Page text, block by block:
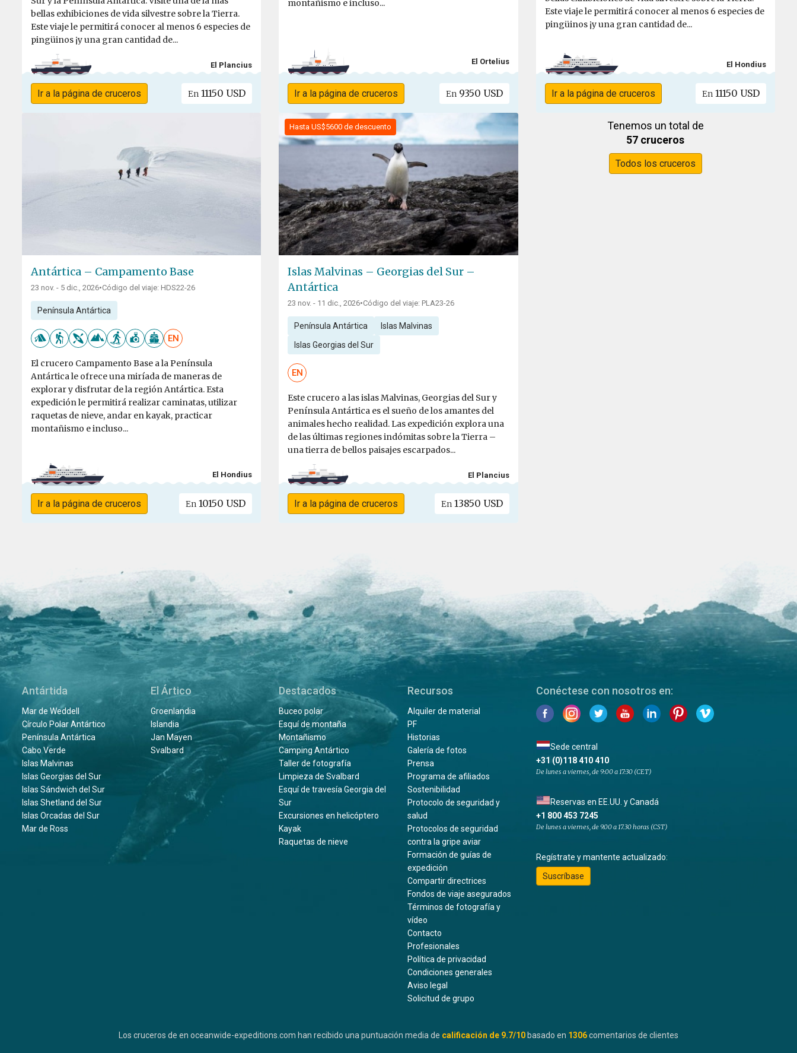
bellas exhibiciones de vida silvestre sobre la Tierra.
Este viaje le permitirá conocer al menos 6 especies de
pingüinos ¡y una gran cantidad de...
El Plancius
Ir a la página de cruceros En 11150 USD
montañismo e incluso...
El Ortelius
Ir a la página de cruceros En9350 USD
Este viaje le permitirá conocer al menos 6 especies de
pingüinos ¡y una gran cantidad de...
El Hondius
Ir a la página de cruceros En 11150 USD
Antártica – Campamento Base
23 nov. - 5 dic., 2026•Código del viaje: HDS22-26
Península Antártica
EN
El crucero Campamento Base a la Península
Antártica le ofrece una miríada de maneras de
explorar y disfrutar de la región Antártica. Esta
expedición le permitirá realizar caminatas, utilizar
raquetas de nieve, andar en kayak, practicar
montañismo e incluso...
El Hondius
Ir a la página de cruceros En 10150 USD
Hasta US$5600 de descuento
Islas Malvinas – Georgias del Sur –
Antártica
23 nov. - 11 dic., 2026•Código del viaje: PLA23-26
Península Antártica Islas Malvinas
Islas Georgias del Sur
EN
Este crucero a las islas Malvinas, Georgias del Sur y
Península Antártica es el sueño de los amantes del
animales hecho realidad. Las expedición explora una
de las últimas regiones indómitas sobre la Tierra –
una tierra de bellos paisajes escarpados...
El Plancius
Ir a la página de cruceros En13850 USD
Tenemos un total de
57 cruceros
Todos los cruceros
Antártida
Mar de Weddell
Círculo Polar Antártico
Península Antártica
Cabo Verde
Islas Malvinas
Islas Georgias del Sur
Islas Sándwich del Sur
Islas Shetland del Sur
Islas Orcadas del Sur
Mar de Ross
El Ártico
Groenlandia
Islandia
Jan Mayen
Svalbard
Destacados
Buceo polar
Esquí de montaña
Montañismo
Camping Antártico
Taller de fotografía
Limpieza de Svalbard
Esquí de travesía Georgia del
Sur
Excursiones en helicóptero
Kayak
Raquetas de nieve
Recursos
Alquiler de material
PF
Historias
Galería de fotos
Prensa
Programa de afiliados
Sostenibilidad
Protocolo de seguridad y
salud
Protocolos de seguridad
contra la gripe aviar
Formación de guías de
expedición
Compartir directrices
Fondos de viaje asegurados
Términos de fotografía y
vídeo
Contacto
Profesionales
Política de privacidad
Condiciones generales
Aviso legal
Solicitud de grupo
Conéctese con nosotros en:
Sede central
+31 (0)118 410 410
De lunes a viernes, de 9:00 a 17:30 (CET)
Reservas en EE.UU. y Canadá
+1 800 453 7245
De lunes a viernes, de 9.00 a 17.30 horas (CST)
Regístrate y mantente actualizado:
Suscríbase
Los cruceros de en oceanwide-expeditions.com han recibido una puntuación media de calificación de 9.7/10 basado en 1306comentarios de clientes